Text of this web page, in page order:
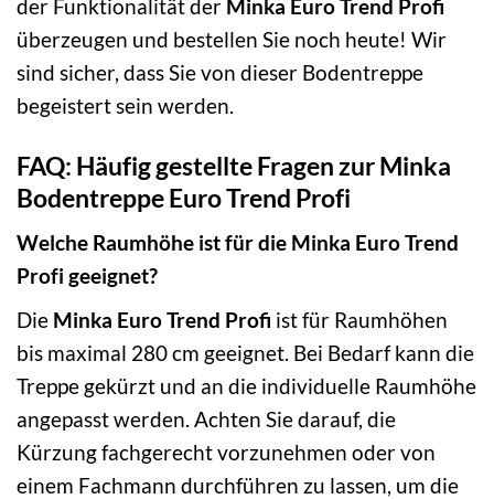
der Funktionalität der Minka Euro Trend Profi
überzeugen und bestellen Sie noch heute! Wir
sind sicher, dass Sie von dieser Bodentreppe
begeistert sein werden.
FAQ: Häufig gestellte Fragen zur Minka
Bodentreppe Euro Trend Profi
Welche Raumhöhe ist für die Minka Euro Trend
Profi geeignet?
Die Minka Euro Trend Profi ist für Raumhöhen
bis maximal 280 cm geeignet. Bei Bedarf kann die
Treppe gekürzt und an die individuelle Raumhöhe
angepasst werden. Achten Sie darauf, die
Kürzung fachgerecht vorzunehmen oder von
einem Fachmann durchführen zu lassen, um die